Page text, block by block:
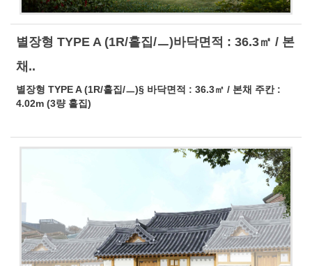
별장형 TYPE A (1R/홑집/ㅡ)바닥면적 : 36.3㎡ / 본
채..
별장형 TYPE A (1R/홑집/ㅡ)§ 바닥면적 : 36.3㎡ / 본채 주칸 :
4.02m (3량 홑집)